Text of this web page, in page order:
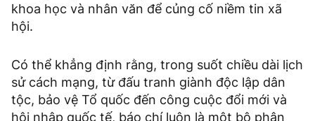
khoa học và nhân văn để củng cố niềm tin xã
hội.
Có thể khẳng định rằng, trong suốt chiều dài lịch
sử cách mạng, từ đấu tranh giành độc lập dân
tộc, bảo vệ Tổ quốc đến công cuộc đổi mới và
hội nhập quốc tế, báo chí luôn là một bộ phận